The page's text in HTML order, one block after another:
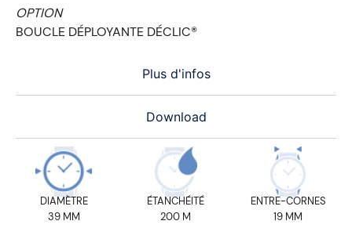
Plus d'infos
Download
OPTION
BOUCLE DÉPLOYANTE DÉCLIC®
DIAMÈTRE
39 MM
ÉTANCHÉITÉ
200 M
ENTRE-CORNES
19 MM